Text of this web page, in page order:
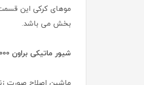
موهای کرکی این
بخش می باشد.
شیور ماتیکی براون FS1000 ملایم روی پوست